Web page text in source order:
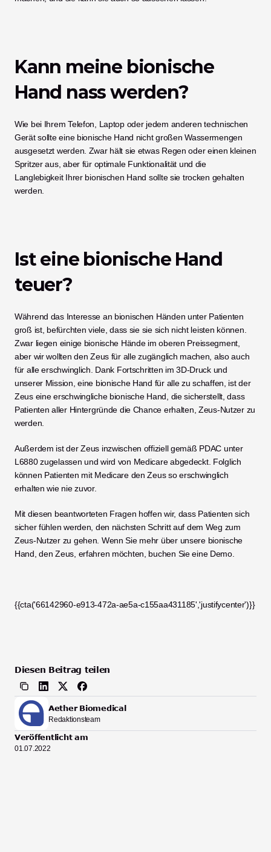
Kann meine bionische
Hand nass werden?
Wie bei Ihrem Telefon, Laptop oder jedem anderen technischen
Gerät sollte eine bionische Hand nicht großen Wassermengen
ausgesetzt werden. Zwar hält sie etwas Regen oder einen kleinen
Spritzer aus, aber für optimale Funktionalität und die
Langlebigkeit Ihrer bionischen Hand sollte sie trocken gehalten
werden.
Ist eine bionische Hand
teuer?
Während das Interesse an bionischen Händen unter Patienten
groß ist, befürchten viele, dass sie sie sich nicht leisten können.
Zwar liegen einige bionische Hände im oberen Preissegment,
aber wir wollten den Zeus für alle zugänglich machen, also auch
für alle erschwinglich. Dank Fortschritten im 3D-Druck und
unserer Mission, eine bionische Hand für alle zu schaffen, ist der
Zeus eine erschwingliche bionische Hand, die sicherstellt, dass
Patienten aller Hintergründe die Chance erhalten, Zeus-Nutzer zu
werden.
Außerdem ist der Zeus inzwischen offiziell gemäß PDAC unter
L6880 zugelassen und wird von Medicare abgedeckt. Folglich
können Patienten mit Medicare den Zeus so erschwinglich
erhalten wie nie zuvor.
Mit diesen beantworteten Fragen hoffen wir, dass Patienten sich
sicher fühlen werden, den nächsten Schritt auf dem Weg zum
Zeus-Nutzer zu gehen. Wenn Sie mehr über unsere bionische
Hand, den Zeus, erfahren möchten, buchen Sie eine Demo.
{{cta('66142960-e913-472a-ae5a-c155aa431185','justifycenter')}}
Diesen Beitrag teilen
Aether Biomedical
Redaktionsteam
Veröffentlicht am
01.07.2022